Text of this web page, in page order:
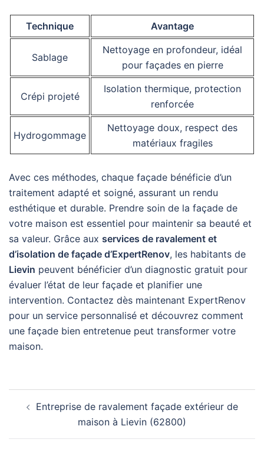
Technique Avantage
Sablage
Nettoyage en profondeur, idéal
pour façades en pierre
Crépi projeté
Isolation thermique, protection
renforcée
Hydrogommage
Nettoyage doux, respect des
matériaux fragiles
Avec ces méthodes, chaque façade bénéficie d’un
traitement adapté et soigné, assurant un rendu
esthétique et durable. Prendre soin de la façade de
votre maison est essentiel pour maintenir sa beauté et
sa valeur. Grâce aux services de ravalement et
d’isolation de façade d’ExpertRenov, les habitants de
Lievin peuvent bénéficier d’un diagnostic gratuit pour
évaluer l’état de leur façade et planifier une
intervention. Contactez dès maintenant ExpertRenov
pour un service personnalisé et découvrez comment
une façade bien entretenue peut transformer votre
maison.
d’article
Entreprise de ravalement façade extérieur de
maison à Lievin (62800)